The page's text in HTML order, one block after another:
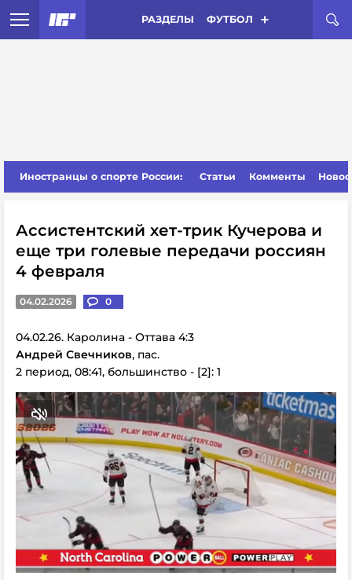
РАЗДЕЛЫ ФУТБОЛ
Иностранцы о спорте России: Статьи Комменты
Ассистентский хет-трик Кучерова и
еще три голевые передачи россиян
4 февраля
04.02.2026 0
04.02.26. Каролина - Оттава 4:3
Андрей Свечников, пас.
2 период, 08:41, большинство - [2]: 1